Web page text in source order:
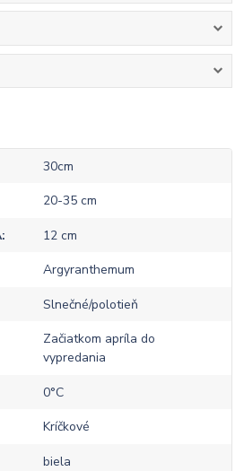
30cm
20-35 cm
12 cm
Argyranthemum
Slnečné/polotieň
Začiatkom apríla do
vypredania
0°C
Kríčkové
biela